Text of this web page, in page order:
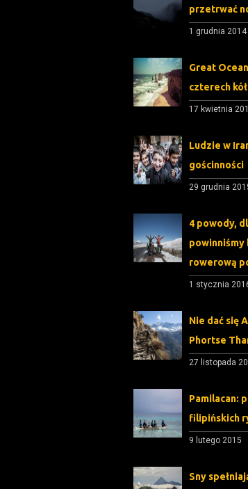
przetrwać
1 grudnia 2014
Great
czterech
17 kwietnia
Ludzie w
gościnności
29 grudnia
4 powody,
powinniśmy
rowerową
1 stycznia
Nie dać się
Phortse
27 listopada
Pamilacan:
filipińskich
9 lutego 2015
Sny